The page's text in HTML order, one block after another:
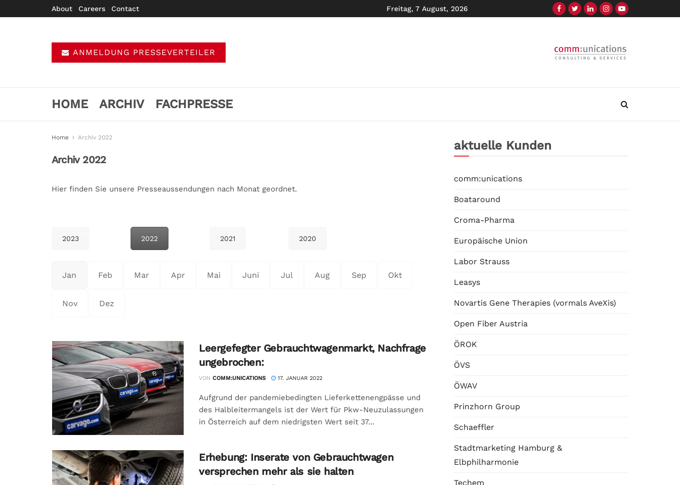
About Careers Contact Freitag, 7 August, 2026
ANMELDUNG PRESSEVERTEILER
HOME ARCHIV FACHPRESSE
Home Archiv 2022
Archiv 2022
Hier finden Sie unsere Presseaussendungen nach Monat geordnet.
2023 2022 2021 2020
Jan Feb Mar Apr Mai Juni Jul Aug Sep Okt
Nov Dez
Leergefegter Gebrauchtwagenmarkt, Nachfrage
ungebrochen:
VON COMM:UNICATIONS 17. JANUAR 2022
Aufgrund der pandemiebedingten Lieferkettenengpässe und
des Halbleitermangels ist der Wert für Pkw-Neuzulassungen
in Österreich auf dem niedrigsten Wert seit 37...
Erhebung: Inserate von Gebrauchtwagen
versprechen mehr als sie halten
aktuelle Kunden
comm:unications
Boataround
Croma-Pharma
Europäische Union
Labor Strauss
Leasys
Novartis Gene Therapies (vormals AveXis)
Open Fiber Austria
ÖROK
ÖVS
ÖWAV
Prinzhorn Group
Schaeffler
Stadtmarketing Hamburg &
Elbphilharmonie
Techem